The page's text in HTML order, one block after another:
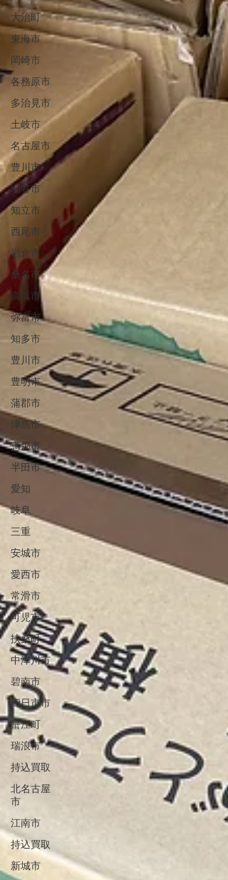
大治町
東海市
岡崎市
各務原市
多治見市
土岐市
名古屋市
豊川市
刈谷市
知立市
西尾市
岩倉市
桑名市
高浜市
弥富市
知多市
豊川市
豊明市
蒲郡市
津島市
恵那市
半田市
愛知
岐阜
三重
安城市
愛西市
常滑市
可児市
扶桑町
中津川市
碧南市
四日市市
蟹江町
瑞浪市
持込買取
北名古屋
市
江南市
持込買取
新城市